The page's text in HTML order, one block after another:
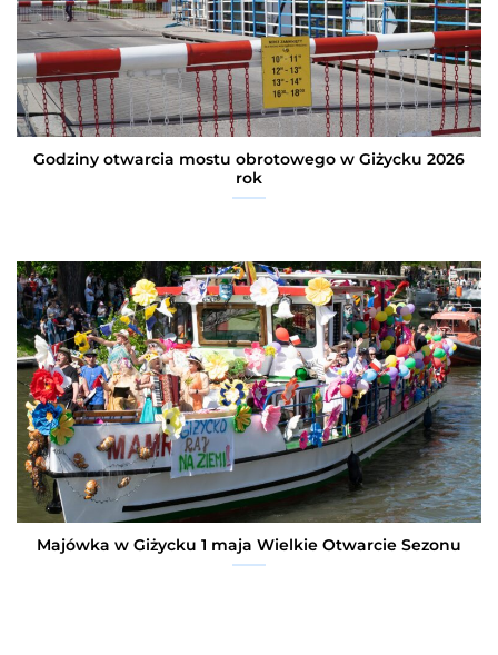
Godziny otwarcia mostu obrotowego w Giżycku 2026
rok
Majówka w Giżycku 1 maja Wielkie Otwarcie Sezonu